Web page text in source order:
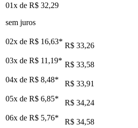
01x de R$ 32,29
sem juros
02x de R$ 16,63* R$ 33,26
03x de R$ 11,19* R$ 33,58
04x de R$ 8,48*
R$ 33,91
05x de R$ 6,85*
R$ 34,24
06x de R$ 5,76*
R$ 34,58